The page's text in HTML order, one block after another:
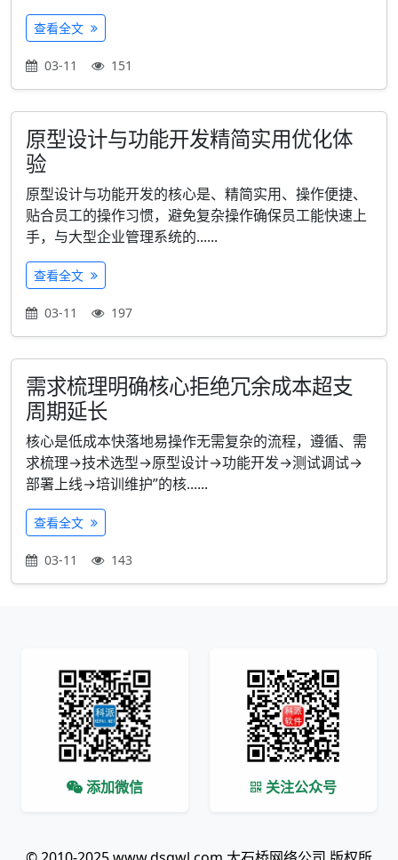
查看全文
03-11 151
原型设计与功能开发精简实用优化体
验
原型设计与功能开发的核心是、精简实用、操作便捷、
贴合员工的操作习惯，避免复杂操作确保员工能快速上
手，与大型企业管理系统的......
查看全文
03-11 197
需求梳理明确核心拒绝冗余成本超支
周期延长
核心是低成本快落地易操作无需复杂的流程，遵循、需
求梳理→技术选型→原型设计→功能开发→测试调试→
部署上线→培训维护”的核......
查看全文
03-11 143
添加微信 关注公众号